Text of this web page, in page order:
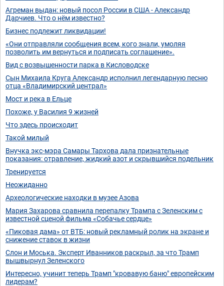
Агреман выдан: новый посол России в США - Александр
Дарчиев. Что о нём известно?
Бизнес подлежит ликвидации!
«Они отправляли сообщения всем, кого знали, умоляя
позволить им вернуться и подписать соглашение».
Вид с возвышенности парка в Кисловодске
Сын Михаила Круга Александр исполнил легендарную песню
отца «Владимирский централ»
Мост и река в Ельце
Похоже, у Василия 9 жизней
Что здесь происходит
Такой милый
Внучка экс-мэра Самары Тархова дала признательные
показания: отравление, жидкий азот и скрывшийся подельник
Тренируется
Неожиданно
Археологические находки в музее Азова
Мария Захарова сравнила перепалку Трампа с Зеленским с
известной сценой фильма «Собачье сердце»
«Пиковая дама» от ВТБ: новый рекламный ролик на экране и
снижение ставок в жизни
Слон и Моська. Эксперт Иванников раскрыл, за что Трамп
вышвырнул Зеленского
Интересно, учинит теперь Трамп "кровавую баню" европейским
лидерам?